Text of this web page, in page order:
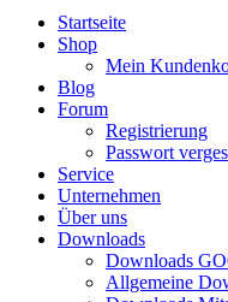
Startseite
Shop
Mein
Blog
Forum
Registrierung
Passwort
Service
Unternehmen
Über uns
Downloads
Downloads
Allgemeine